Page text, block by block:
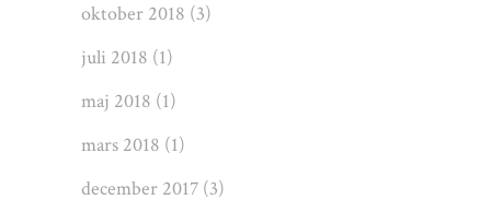
oktober 2018 (3)
juli 2018 (1)
maj 2018 (1)
mars 2018 (1)
december 2017 (3)